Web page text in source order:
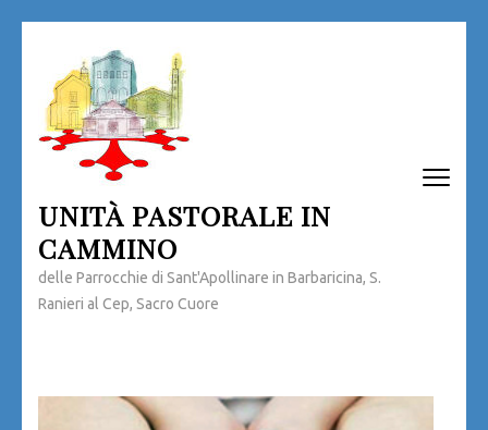
contenuto
(premi
invio)
UNITÀ PASTORALE IN
CAMMINO
delle Parrocchie di Sant'Apollinare in Barbaricina, S.
Ranieri al Cep, Sacro Cuore